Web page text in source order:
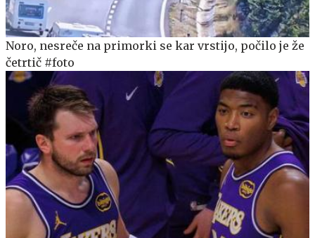
Noro, nesreče na primorki se kar vrstijo, počilo je že
četrtič #foto